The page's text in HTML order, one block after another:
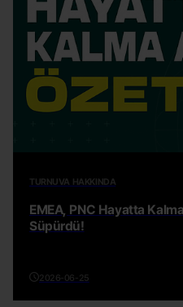
TURNUVA HAKKINDA
EMEA, PNC Hayatta
Süpürdü!
2026-06-25